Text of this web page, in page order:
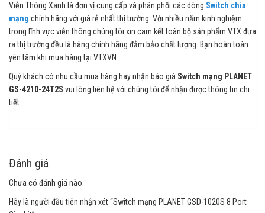
Viễn Thông Xanh là đơn vị cung cấp và phân phối các dòng Switch chia
mạng chính hãng với giá rẻ nhất thị trường. Với nhiều năm kinh nghiệm
trong lĩnh vực viễn thông chúng tôi xin cam kết toàn bộ sản phẩm VTX đưa
ra thị trường đều là hàng chính hãng đảm bảo chất lượng. Bạn hoàn toàn
yên tâm khi mua hàng tại VTXVN.
Quý khách có nhu cầu mua hàng hay nhận báo giá Switch mạng PLANET
GS-4210-24T2S vui lòng liên hệ với chúng tôi để nhận được thông tin chi
tiết.
Đánh giá
Chưa có đánh giá nào.
Hãy là người đầu tiên nhận xét “Switch mạng PLANET GSD-1020S 8 Port